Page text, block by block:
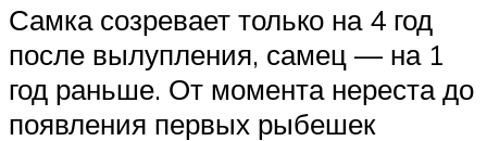
Самка созревает только на 4 год
после вылупления, самец — на 1
год раньше. От момента нереста до
появления первых рыбешек